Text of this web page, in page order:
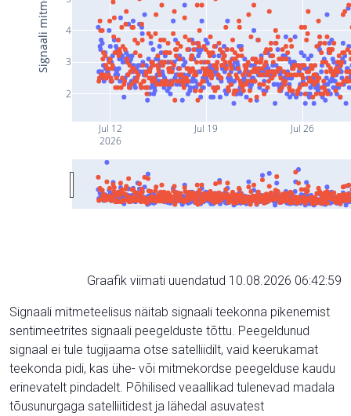
Jul 12
2026
Jul 19 Jul 26
2
3
4
Graafik viimati uuendatud 10.08.2026 06:42:59
Signaali mitmeteelisus näitab signaali teekonna pikenemist
sentimeetrites signaali peegelduste tõttu. Peegeldunud
signaal ei tule tugijaama otse satelliidilt, vaid keerukamat
teekonda pidi, kas ühe- või mitmekordse peegelduse kaudu
erinevatelt pindadelt. Põhilised veaallikad tulenevad madala
tõusunurgaga satelliitidest ja lähedal asuvatest